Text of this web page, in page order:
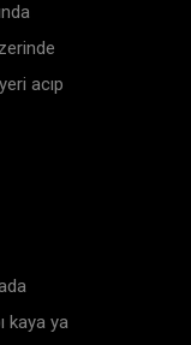
acıp
kaya ya